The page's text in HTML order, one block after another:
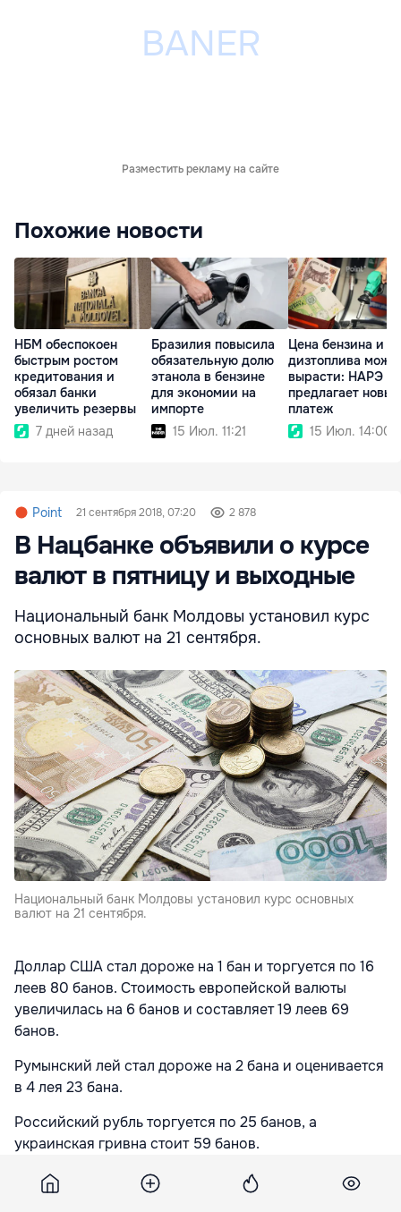
Разместить рекламу на сайте
Похожие новости
НБМ обеспокоен
быстрым ростом
кредитования и
обязал банки
увеличить резервы
7 дней назад
Бразилия повысила
обязательную долю
этанола в бензине
для экономии на
импорте
15 Июл. 11:21
Цена бензина и
дизтоплива
вырасти: НАРЭ
предлагает новый
платеж
15 Июл. 14:00
Point 21 сентября 2018, 07:20 2 878
В Нацбанке объявили о курсе
валют в пятницу и выходные
Национальный банк Молдовы установил курс
основных валют на 21 сентября.
Национальный банк Молдовы установил курс основных
валют на 21 сентября.
Доллар США стал дороже на 1 бан и торгуется по 16
леев 80 банов. Стоимость европейской валюты
увеличилась на 6 банов и составляет 19 леев 69
банов.
Румынский лей стал дороже на 2 бана и оценивается
в 4 лея 23 бана.
Российский рубль торгуется по 25 банов, а
украинская гривна стоит 59 банов.
Подпишитесь на новости Point.md в Google